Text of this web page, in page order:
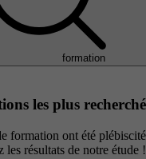
formation
les plus
formation ont été
les résultats de notre étude !